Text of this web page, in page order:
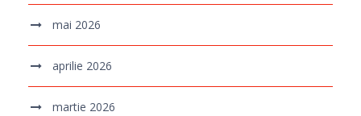
mai 2026
aprilie 2026
martie 2026